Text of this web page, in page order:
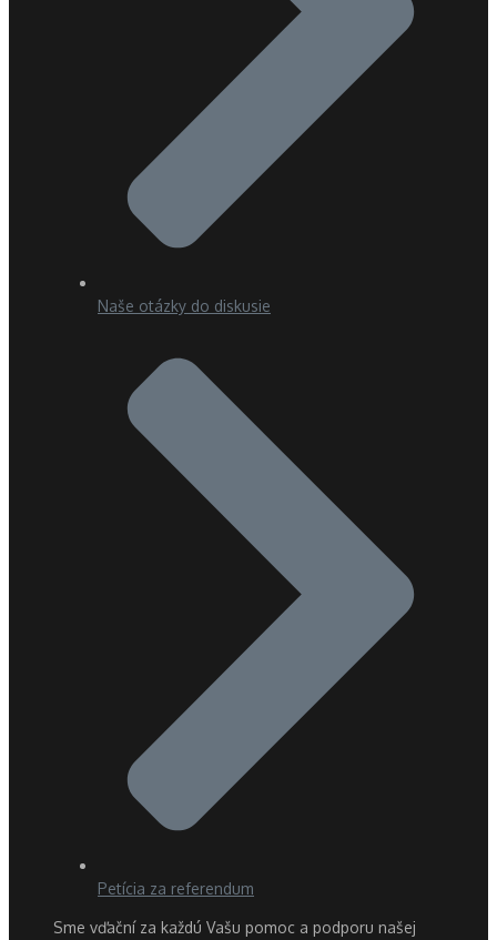
Naše otázky do diskusie
Petícia za referendum
Sme vďační za každú Vašu pomoc a podporu našej